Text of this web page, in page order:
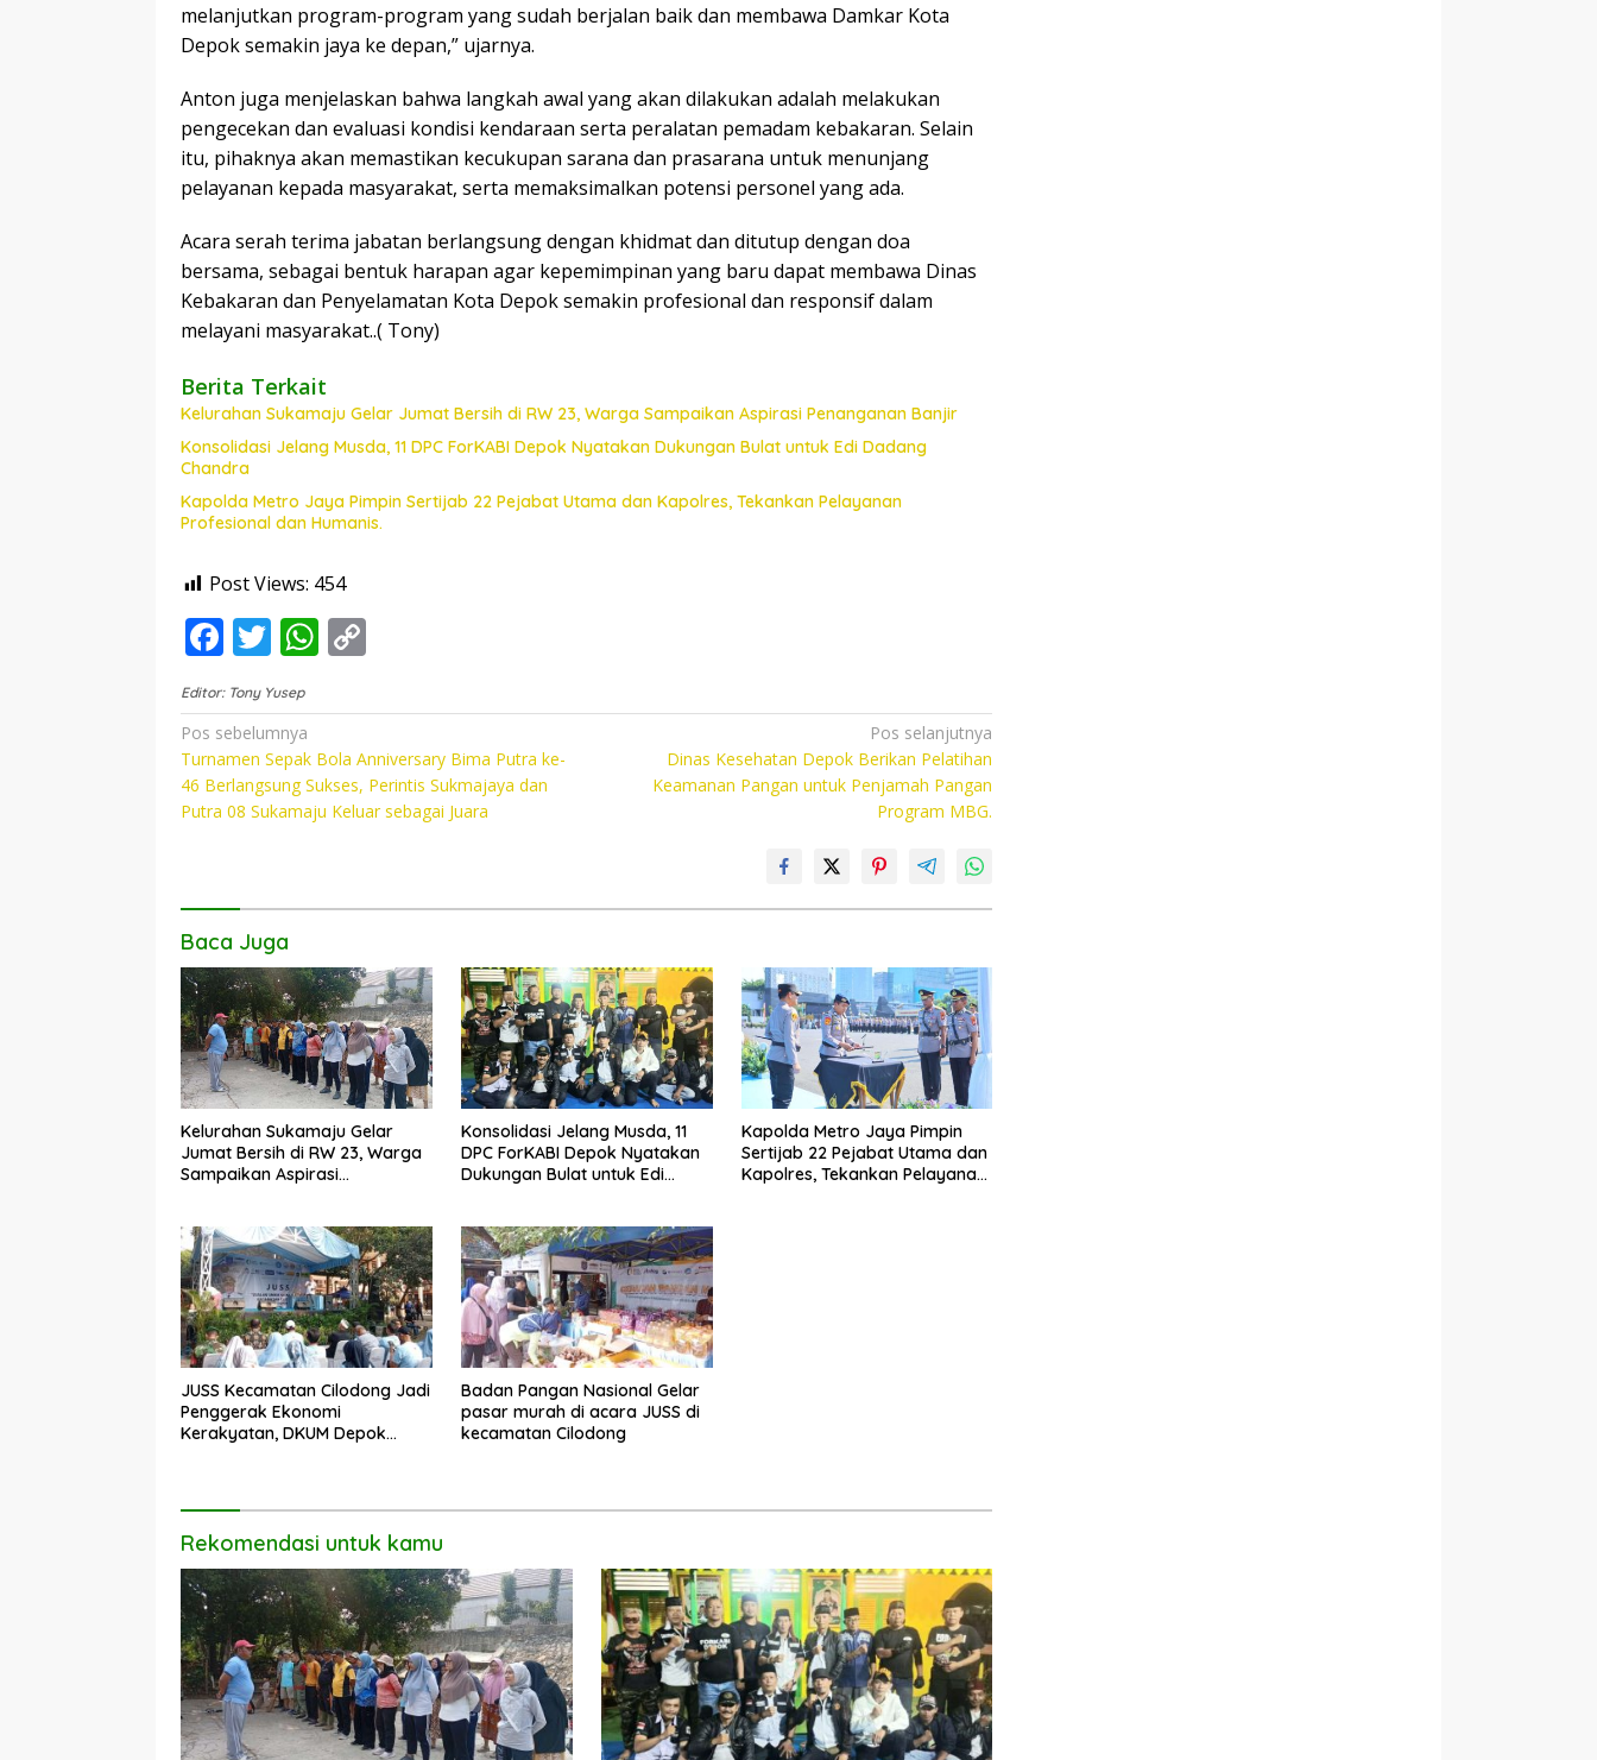
melanjutkan program-program yang sudah berjalan baik dan membawa Damkar Kota
Depok semakin jaya ke depan,” ujarnya.
Anton juga menjelaskan bahwa langkah awal yang akan dilakukan adalah melakukan
pengecekan dan evaluasi kondisi kendaraan serta peralatan pemadam kebakaran. Selain
itu, pihaknya akan memastikan kecukupan sarana dan prasarana untuk menunjang
pelayanan kepada masyarakat, serta memaksimalkan potensi personel yang ada.
Acara serah terima jabatan berlangsung dengan khidmat dan ditutup dengan doa
bersama, sebagai bentuk harapan agar kepemimpinan yang baru dapat membawa Dinas
Kebakaran dan Penyelamatan Kota Depok semakin profesional dan responsif dalam
melayani masyarakat..( Tony)
Berita Terkait
Kelurahan Sukamaju Gelar Jumat Bersih di RW 23, Warga Sampaikan Aspirasi Penanganan Banjir
Konsolidasi Jelang Musda, 11 DPC ForKABI Depok Nyatakan Dukungan Bulat untuk Edi Dadang
Chandra
Kapolda Metro Jaya Pimpin Sertijab 22 Pejabat Utama dan Kapolres, Tekankan Pelayanan
Profesional dan Humanis.
Post Views: 454
F
ac
e
b
o
o
T
w
itt
er
W
at
s
A
p
p
y
Li
n
Editor: Tony Yusep
Navigasi
pos
Pos sebelumnya
Turnamen Sepak Bola Anniversary Bima Putra ke-
46 Berlangsung Sukses, Perintis Sukmajaya dan
Putra 08 Sukamaju Keluar sebagai Juara
Pos selanjutnya
Dinas Kesehatan Depok Berikan Pelatihan
Keamanan Pangan untuk Penjamah Pangan
Program MBG.
Baca Juga
Kelurahan Sukamaju Gelar
Jumat Bersih di RW 23, Warga
Sampaikan Aspirasi
Konsolidasi Jelang Musda, 11
DPC ForKABI Depok Nyatakan
Dukungan Bulat untuk Edi
Kapolda Metro Jaya Pimpin
Sertijab 22 Pejabat Utama dan
Kapolres, Tekankan Pelayanan
JUSS Kecamatan Cilodong Jadi
Penggerak Ekonomi
Kerakyatan, DKUM Depok
Badan Pangan Nasional Gelar
pasar murah di acara JUSS di
kecamatan Cilodong
Rekomendasi untuk kamu